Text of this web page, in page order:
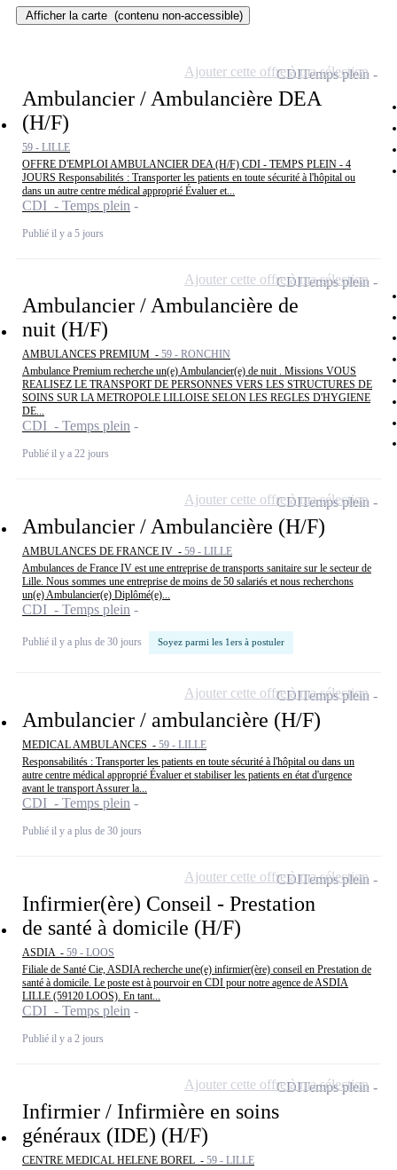
Afficher la carte (contenu non-accessible)
Ambulancier / Ambulancière DEA
(H/F)
59 - LILLE
OFFRE D'EMPLOI AMBULANCIER DEA (H/F) CDI - TEMPS PLEIN - 4
JOURS Responsabilités : Transporter les patients en toute sécurité à l'hôpital ou
dans un autre centre médical approprié Évaluer et...
CDI - Temps plein
Publié il y a 5 jours
CDITemps plein
Ajouter cette offre à ma sélection
Ambulancier / Ambulancière de
nuit (H/F)
AMBULANCES PREMIUM - 59 - RONCHIN
Ambulance Premium recherche un(e) Ambulancier(e) de nuit . Missions VOUS
REALISEZ LE TRANSPORT DE PERSONNES VERS LES STRUCTURES DE
SOINS SUR LA METROPOLE LILLOISE SELON LES REGLES D'HYGIENE
DE...
CDI - Temps plein
Publié il y a 22 jours
CDITemps plein
Ajouter cette offre à ma sélection
Ambulancier / Ambulancière (H/F)
AMBULANCES DE FRANCE IV - 59 - LILLE
Ambulances de France IV est une entreprise de transports sanitaire sur le secteur de
Lille. Nous sommes une entreprise de moins de 50 salariés et nous recherchons
un(e) Ambulancier(e) Diplômé(e)...
CDI - Temps plein
Publié il y a plus de 30 jours Soyez parmi les 1ers à postuler
CDITemps plein
Ajouter cette offre à ma sélection
Ambulancier / ambulancière (H/F)
MEDICAL AMBULANCES - 59 - LILLE
Responsabilités : Transporter les patients en toute sécurité à l'hôpital ou dans un
autre centre médical approprié Évaluer et stabiliser les patients en état d'urgence
avant le transport Assurer la...
CDI - Temps plein
Publié il y a plus de 30 jours
CDITemps plein
Ajouter cette offre à ma sélection
Infirmier(ère) Conseil - Prestation
de santé à domicile (H/F)
ASDIA - 59 - LOOS
Filiale de Santé Cie, ASDIA recherche une(e) infirmier(ère) conseil en Prestation de
santé à domicile. Le poste est à pourvoir en CDI pour notre agence de ASDIA
LILLE (59120 LOOS). En tant...
CDI - Temps plein
Publié il y a 2 jours
CDITemps plein
Ajouter cette offre à ma sélection
Infirmier / Infirmière en soins
généraux (IDE) (H/F)
CENTRE MEDICAL HELENE BOREL - 59 - LILLE
CDITemps plein
Ajouter cette offre à ma sélection